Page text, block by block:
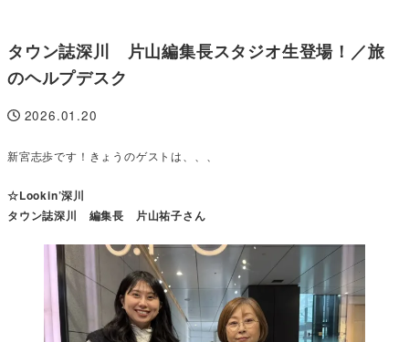
タウン誌深川 片山編集長スタジオ生登場！／旅
のヘルプデスク
投稿日
2026.01.20
新宮志歩です！きょうのゲストは、、、
☆Lookin’深川
タウン誌深川 編集長 片山祐子さん